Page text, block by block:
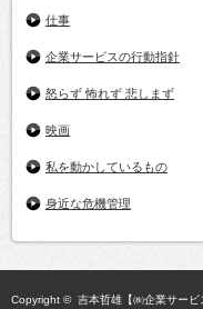
仕事
企業サービスの行動指針
怒らず 怖れず 悲しまず
映画
私を動かしているもの
身近な危機管理
Copyright © 吉本哲雄【㈱企業サービ